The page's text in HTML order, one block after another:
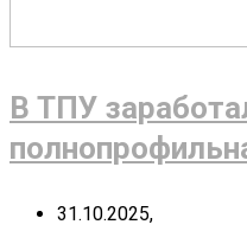
В ТПУ
31.10.2025,